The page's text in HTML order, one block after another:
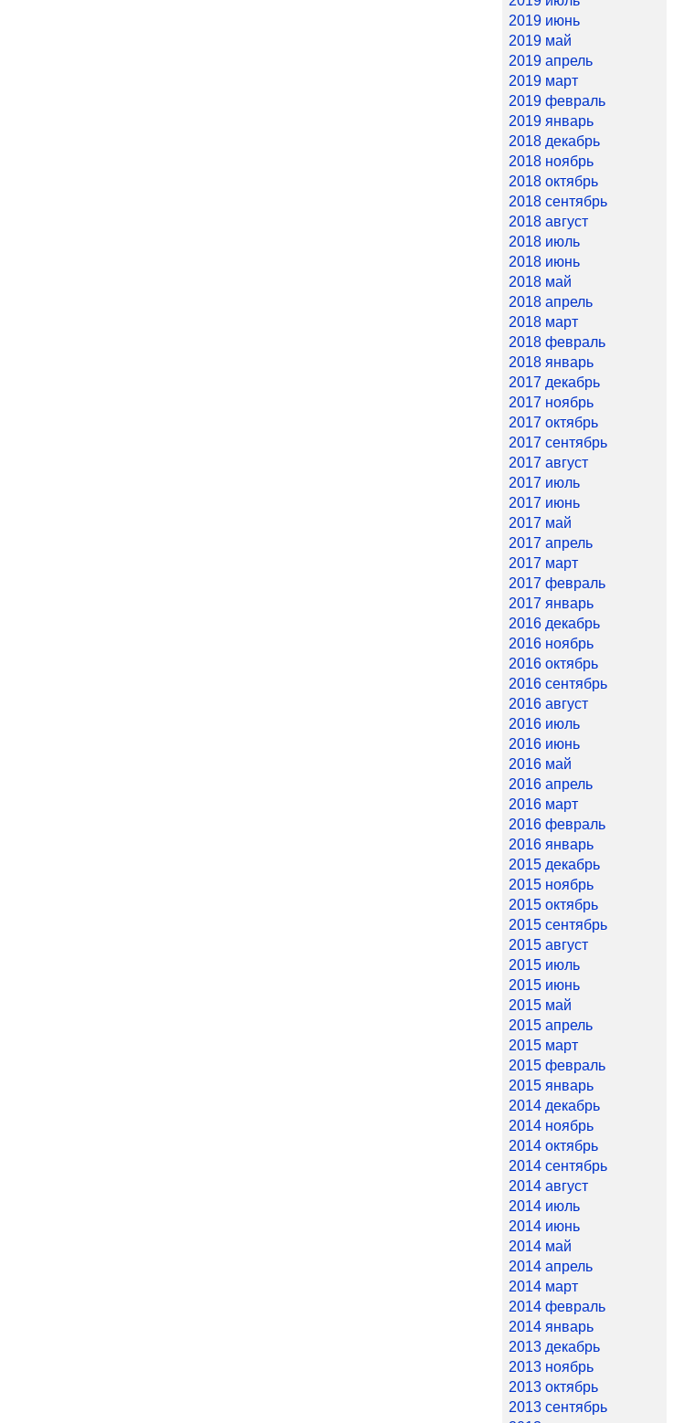
2019 июнь
2019 май
2019 апрель
2019 март
2019 февраль
2019 январь
2018 декабрь
2018 ноябрь
2018 октябрь
2018 сентябрь
2018 август
2018 июль
2018 июнь
2018 май
2018 апрель
2018 март
2018 февраль
2018 январь
2017 декабрь
2017 ноябрь
2017 октябрь
2017 сентябрь
2017 август
2017 июль
2017 июнь
2017 май
2017 апрель
2017 март
2017 февраль
2017 январь
2016 декабрь
2016 ноябрь
2016 октябрь
2016 сентябрь
2016 август
2016 июль
2016 июнь
2016 май
2016 апрель
2016 март
2016 февраль
2016 январь
2015 декабрь
2015 ноябрь
2015 октябрь
2015 сентябрь
2015 август
2015 июль
2015 июнь
2015 май
2015 апрель
2015 март
2015 февраль
2015 январь
2014 декабрь
2014 ноябрь
2014 октябрь
2014 сентябрь
2014 август
2014 июль
2014 июнь
2014 май
2014 апрель
2014 март
2014 февраль
2014 январь
2013 декабрь
2013 ноябрь
2013 октябрь
2013 сентябрь